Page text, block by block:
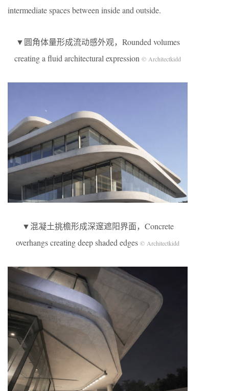
intermediate spaces between inside and outside.
▼圆角体量形成流动感外观，Rounded volumes
creating a fluid architectural expression © Architectkidd
▼混凝土挑檐形成深邃遮阳界面，Concrete
overhangs creating deep shaded edges © Architectkidd